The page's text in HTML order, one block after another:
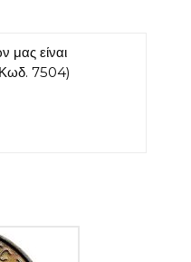
είναι
7504)